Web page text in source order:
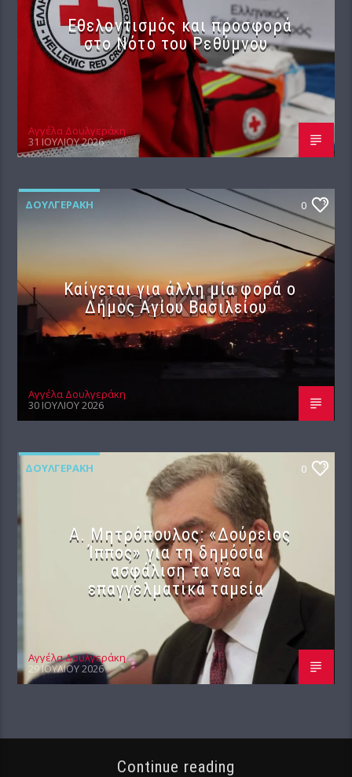
Εθελοντισμός και προσφορά
στο Νότο του Ρεθύμνου
Αγγέλα Δουλγεράκη
31 ΙΟΥΛΊΟΥ 2026
ΔΟΥΛΓΕΡΆΚΗ 0
Καίγεται για άλλη μία φορά ο
Δήμος Αγίου Βασιλείου
Αγγέλα Δουλγεράκη
30 ΙΟΥΛΊΟΥ 2026
ΔΟΥΛΓΕΡΆΚΗ 0
Α. Μητρόπουλος: «Δούρειος
Ίππος» για τη δημόσια
ασφάλιση τα νέα
επαγγελματικά ταμεία
Αγγέλα Δουλγεράκη
29 ΙΟΥΛΊΟΥ 2026
Continue reading